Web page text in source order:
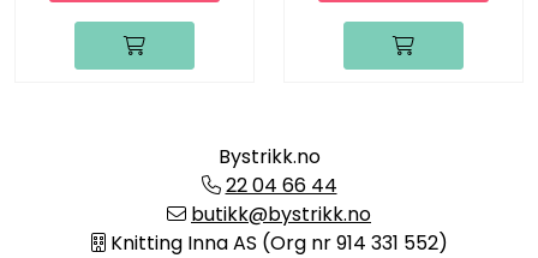
Bystrikk.no
22 04 66 44
butikk@bystrikk.no
Knitting Inna AS (Org nr 914 331 552)